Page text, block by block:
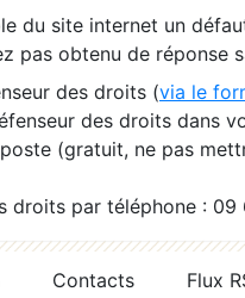
du site internet un
pas obtenu de réponse
des droits (via le
des droits dans
(gratuit, ne pas
droits par téléphone :
Contacts
Flux